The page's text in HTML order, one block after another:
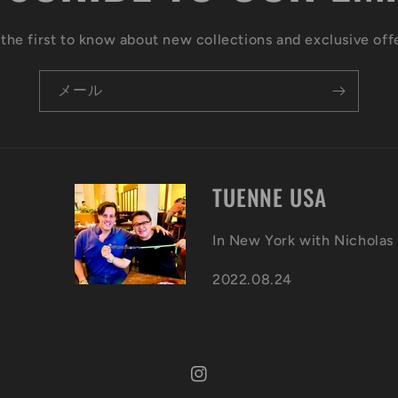
first to know about new collections and exclusive
メール
TUENNE USA
In New York with Nicholas
2022.08.24
Instagram